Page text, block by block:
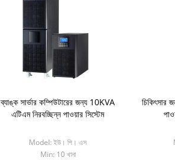
ব্যাঙ্ক সার্ভার কম্পিউটারের জন্য 10KVA
এটিএম নিরবচ্ছিন্ন পাওয়ার সিস্টেম
Model: ইউ। পি। এস
Min: 10 খানা
চিকিৎসার